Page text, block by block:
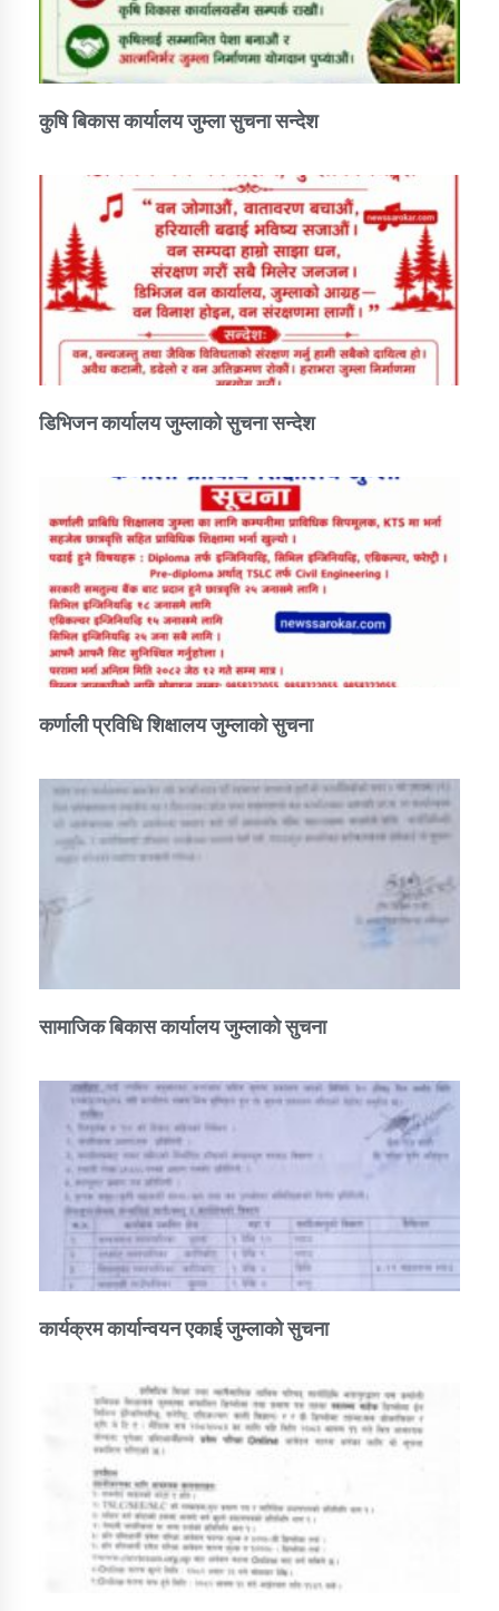
कुषि बिकास कार्यालय जुम्ला सुचना सन्देश
डिभिजन कार्यालय जुम्लाको सुचना सन्देश
कर्णाली प्रविधि शिक्षालय जुम्लाको सुचना
सामाजिक बिकास कार्यालय जुम्लाकाे सुचना
कार्यक्रम कार्यान्वयन एकाई जुम्लाको सुचना